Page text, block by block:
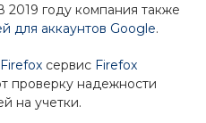
2019 году компания также
для аккаунтов Google.
Firefox сервис Firefox
проверку надежности
на учетки.